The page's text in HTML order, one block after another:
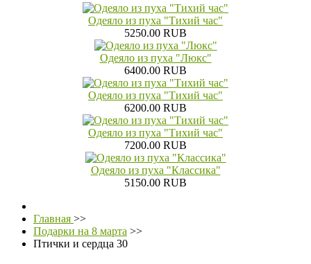
Одеяло из пуха "Тихий час"
5250.00 RUB
Одеяло из пуха "Люкс"
6400.00 RUB
Одеяло из пуха "Тихий час"
6200.00 RUB
Одеяло из пуха "Тихий час"
7200.00 RUB
Одеяло из пуха "Классика"
5150.00 RUB
Главная >>
Подарки на 8 марта >>
Птички и сердца 30